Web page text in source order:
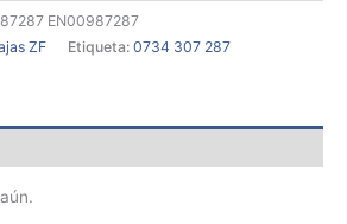
EN00987287
ZF Etiqueta: 0734 307 287